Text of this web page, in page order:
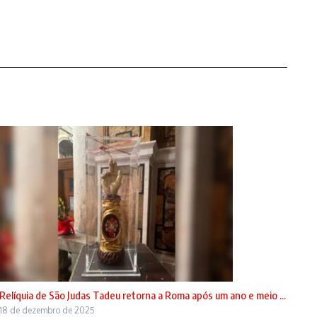
Relíquia de São Judas Tadeu retorna a Roma após um ano e meio ...
18 de dezembro de 2025